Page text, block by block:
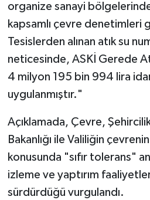
organize sanayi
kapsamlı çevre denetimleri
Tesislerden alınan atık su
neticesinde, ASKİ Gerede
4 milyon 195 bin 994 lira
uygulanmıştır."
Açıklamada, Çevre,
Bakanlığı ile Valiliğin
konusunda "sıfır tolerans"
izleme ve yaptırım
sürdürdüğü vurgulandı.